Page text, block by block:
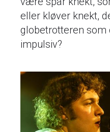
eller kløver knekt,
globetrotteren som
impulsiv?